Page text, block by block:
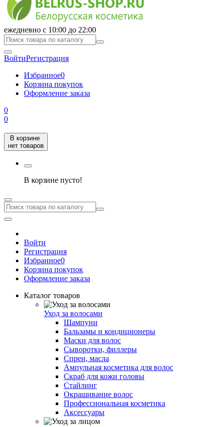
ежедневно с 10:00 до 22:00
ВойтиРегистрация
Избранное0
Корзина покупок
Оформление заказа
0
0
В корзине
нет товаров
В корзине пусто!
Войти
Регистрация
Избранное0
Корзина покупок
Оформление заказа
Каталог товаров
Уход за волосами
Шампуни
Бальзамы и кондиционеры
Маски для волос
Сыворотки, филлеры
Спреи, масла
Ампульная косметика для волос
Скраб для кожи головы
Стайлинг
Окрашивание волос
Профессиональная косметика
Аксессуары